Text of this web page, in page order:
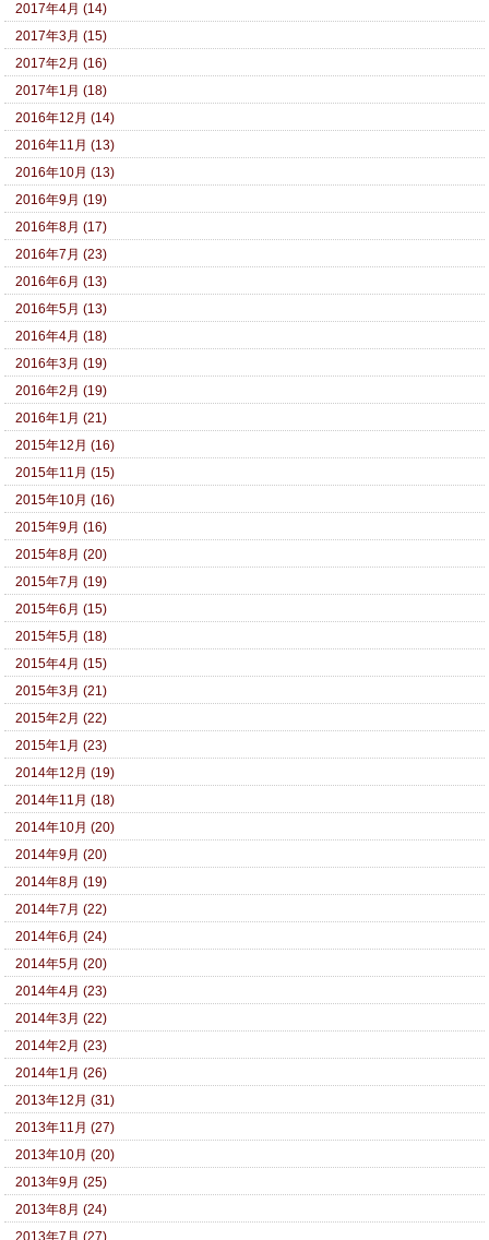
2017年4月 (14)
2017年3月 (15)
2017年2月 (16)
2017年1月 (18)
2016年12月 (14)
2016年11月 (13)
2016年10月 (13)
2016年9月 (19)
2016年8月 (17)
2016年7月 (23)
2016年6月 (13)
2016年5月 (13)
2016年4月 (18)
2016年3月 (19)
2016年2月 (19)
2016年1月 (21)
2015年12月 (16)
2015年11月 (15)
2015年10月 (16)
2015年9月 (16)
2015年8月 (20)
2015年7月 (19)
2015年6月 (15)
2015年5月 (18)
2015年4月 (15)
2015年3月 (21)
2015年2月 (22)
2015年1月 (23)
2014年12月 (19)
2014年11月 (18)
2014年10月 (20)
2014年9月 (20)
2014年8月 (19)
2014年7月 (22)
2014年6月 (24)
2014年5月 (20)
2014年4月 (23)
2014年3月 (22)
2014年2月 (23)
2014年1月 (26)
2013年12月 (31)
2013年11月 (27)
2013年10月 (20)
2013年9月 (25)
2013年8月 (24)